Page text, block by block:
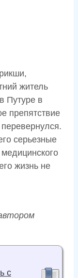
житель
Путуре в
препятствие
серьезные
жизнь не
с